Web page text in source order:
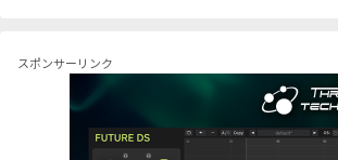
スポンサーリンク